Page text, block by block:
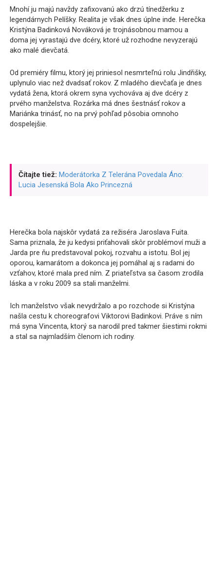
Mnohí ju majú navždy zafixovanú ako drzú tínedžerku z
legendárnych Pelíšky. Realita je však dnes úplne inde. Herečka
Kristýna Badinková Nováková je trojnásobnou mamou a
doma jej vyrastajú dve dcéry, ktoré už rozhodne nevyzerajú
ako malé dievčatá.
Od premiéry filmu, ktorý jej priniesol nesmrteľnú rolu Jindřišky,
uplynulo viac než dvadsať rokov. Z mladého dievčaťa je dnes
vydatá žena, ktorá okrem syna vychováva aj dve dcéry z
prvého manželstva. Rozárka má dnes šestnásť rokov a
Mariánka trinásť, no na prvý pohľad pôsobia omnoho
dospelejšie.
Čítajte tiež: Moderátorka Z Telerána Povedala Áno:
Lucia Jesenská Bola Ako Princezná
Herečka bola najskôr vydatá za režiséra Jaroslava Fuita.
Sama priznala, že ju kedysi priťahovali skôr problémoví muži a
Jarda pre ňu predstavoval pokoj, rozvahu a istotu. Bol jej
oporou, kamarátom a dokonca jej pomáhal aj s radami do
vzťahov, ktoré mala pred ním. Z priateľstva sa časom zrodila
láska a v roku 2009 sa stali manželmi.
Ich manželstvo však nevydržalo a po rozchode si Kristýna
našla cestu k choreografovi Viktorovi Badinkovi. Práve s ním
má syna Vincenta, ktorý sa narodil pred takmer šiestimi rokmi
a stal sa najmladším členom ich rodiny.